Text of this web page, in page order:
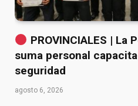
PROVINCIALES | La
suma personal
seguridad
agosto 6, 2026